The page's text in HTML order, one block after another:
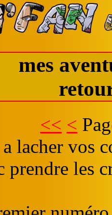
mes
<< <
a lacher vos
prendre les